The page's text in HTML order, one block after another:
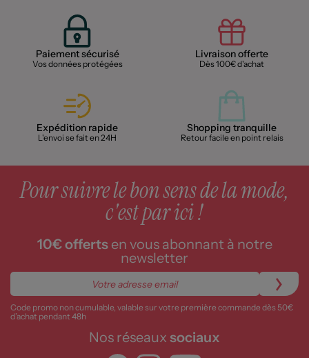
Paiement sécurisé
Vos données protégées
Livraison offerte
Dès 100€ d'achat
Expédition rapide
L'envoi se fait en 24H
Shopping tranquille
Retour facile en point relais
Pour suivre le bon sens de la mode,
c'est par ici !
10€ offertsen vous abonnant à notre
newsletter
Code promo non cumulable, valable sur votre première commande dès 50€
d’achat pendant 48h
Nos réseaux sociaux